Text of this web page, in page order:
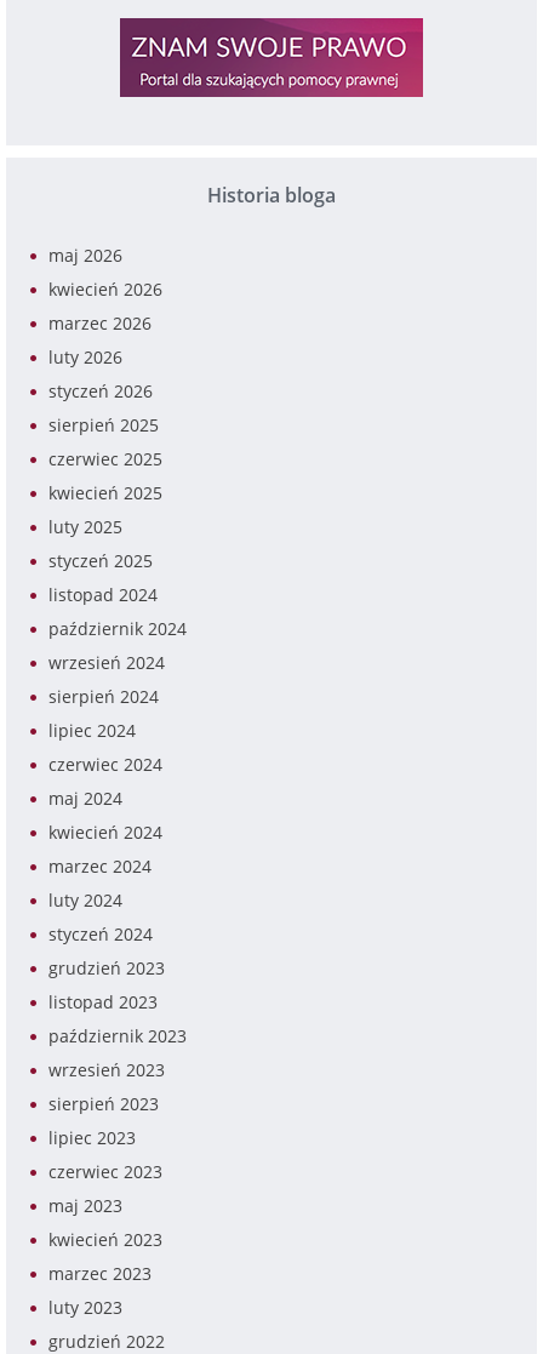
Historia bloga
maj 2026
kwiecień 2026
marzec 2026
luty 2026
styczeń 2026
sierpień 2025
czerwiec 2025
kwiecień 2025
luty 2025
styczeń 2025
listopad 2024
październik 2024
wrzesień 2024
sierpień 2024
lipiec 2024
czerwiec 2024
maj 2024
kwiecień 2024
marzec 2024
luty 2024
styczeń 2024
grudzień 2023
listopad 2023
październik 2023
wrzesień 2023
sierpień 2023
lipiec 2023
czerwiec 2023
maj 2023
kwiecień 2023
marzec 2023
luty 2023
grudzień 2022